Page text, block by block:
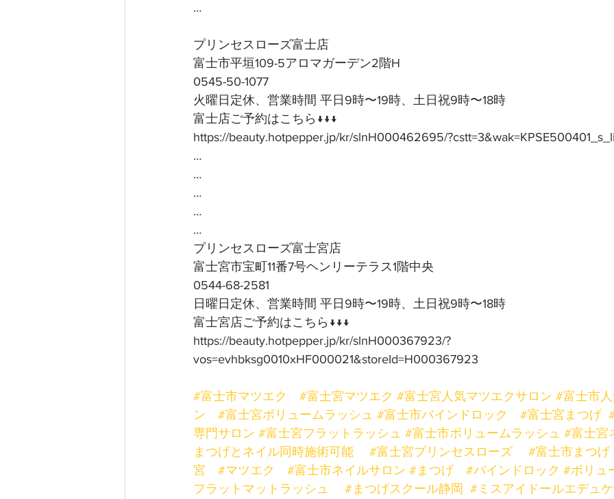
…
プリンセスローズ富士店
富士市平垣109-5アロマガーデン2階H
0545-50-1077
火曜日定休、営業時間 平日9時〜19時、土日祝9時〜18時
富士店ご予約はこちら↓↓↓
https://beauty.hotpepper.jp/kr/slnH000462695/
…
…
…
…
…
プリンセスローズ富士宮店
富士宮市宝町11番7号ヘンリーテラス1階中央
0544-68-2581
日曜日定休、営業時間 平日9時〜19時、土日祝9時〜18時
富士宮店ご予約はこちら↓↓↓
https://beauty.hotpepper.jp/kr/slnH000367923/?
vos=evhbksg0010xHF000021&storeId=H000367923
#富士市マツエク #富士宮マツエク #富士宮人気マツエクサロン #富士市
ン
#富士宮ボリュームラッシュ #富士市バインドロック #富士宮まつげ
専門サロン #富士宮フラットラッシュ #富士市ボリュームラッシュ #富士宮
まつげとネイル同時施術可能
#富士宮プリンセスローズ
#富士市まつげ
宮
#マツエク #富士市ネイルサロン #まつげ #バインドロック #ボリュ
フラットマットラッシュ
#まつげスクール静岡 #ミスアイドールエデュ